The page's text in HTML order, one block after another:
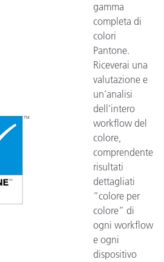
gamma
completa di
colori
Pantone.
Riceverai una
valutazione e
un’analisi
dell’intero
workflow del
colore,
comprendente
risultati
dettagliati
“colore per
colore” di
ogni workflow
e ogni
dispositivo